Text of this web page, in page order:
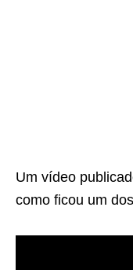
Um vídeo
como ficou um